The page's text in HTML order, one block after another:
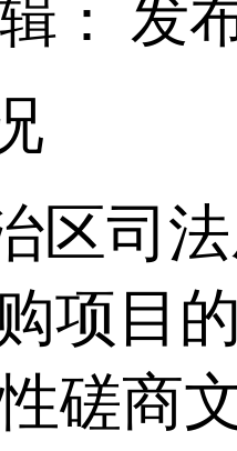
： 发
区司
项目
磋商